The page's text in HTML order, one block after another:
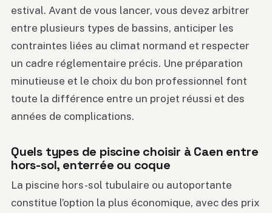
estival. Avant de vous lancer, vous devez arbitrer
entre plusieurs types de bassins, anticiper les
contraintes liées au climat normand et respecter
un cadre réglementaire précis. Une préparation
minutieuse et le choix du bon professionnel font
toute la différence entre un projet réussi et des
années de complications.
Quels types de piscine choisir à Caen entre
hors-sol, enterrée ou coque
La piscine hors-sol tubulaire ou autoportante
constitue l’option la plus économique, avec des prix